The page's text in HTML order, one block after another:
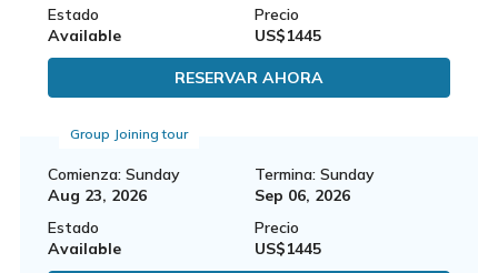
Estado
Available
Precio
US$1445
RESERVAR AHORA
Comienza: Sunday
Aug 23, 2026
Group Joining tour
Termina: Sunday
Sep 06, 2026
Estado
Available
Precio
US$1445